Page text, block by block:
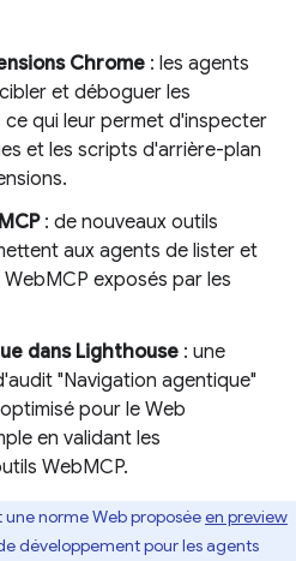
Chrome : les agents
et déboguer les
qui leur permet d'inspecter
et les scripts d'arrière-plan
: de nouveaux outils
aux agents de lister et
exposés par les
dans Lighthouse : une
"Navigation agentique"
pour le Web
en validant les
WebMCP.
une norme Web proposéeen preview
développement pour les agents